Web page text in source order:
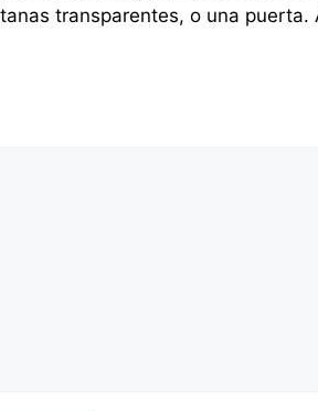
transparentes, o una